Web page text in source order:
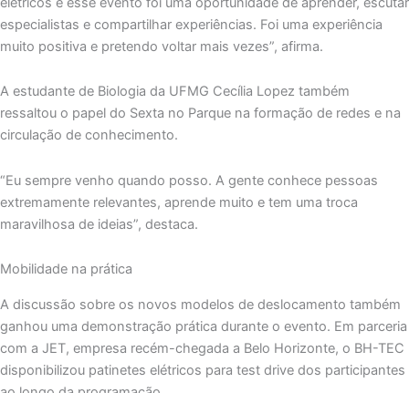
especialistas e compartilhar experiências. Foi uma experiência
muito positiva e pretendo voltar mais vezes”, afirma.
A estudante de Biologia da UFMG Cecília Lopez também
ressaltou o papel do Sexta no Parque na formação de redes e na
circulação de conhecimento.
“Eu sempre venho quando posso. A gente conhece pessoas
extremamente relevantes, aprende muito e tem uma troca
maravilhosa de ideias”, destaca.
Mobilidade na prática
A discussão sobre os novos modelos de deslocamento também
ganhou uma demonstração prática durante o evento. Em parceria
com a JET, empresa recém-chegada a Belo Horizonte, o BH-TEC
disponibilizou patinetes elétricos para test drive dos participantes